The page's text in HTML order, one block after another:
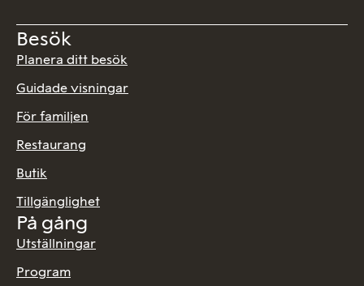
Besök
Planera ditt besök
Guidade visningar
För familjen
Restaurang
Butik
Tillgänglighet
På gång
Utställningar
Program